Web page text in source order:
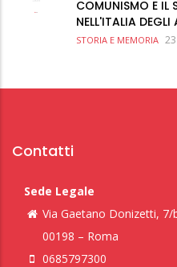
COMUNISMO E IL
NELL'ITALIA
STORIA E MEMORIA
Contatti
Sede Legale
Via Gaetano Donizetti, 7/
00198 – Roma
0685797300